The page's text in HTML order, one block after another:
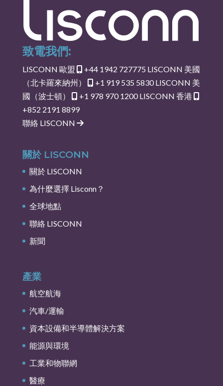
致電我們:
LISCONN 歐盟 +44 1942 727775 LISCONN 美國
（北卡羅來納州）
+1 919 535 5830LISCONN 美
國（波士頓）
+1 978 970 1200LISCONN 香港
+852 2191 8899
聯絡 LISCONN
關於 LISCONN
關於 LISCONN
為什麼選擇 Lisconn？
全球地點
聯絡 LISCONN
新聞
產業
航空航海
汽車/運輸
資本設備和半導體解決方案
能源與環境
工業和物聯網
醫療